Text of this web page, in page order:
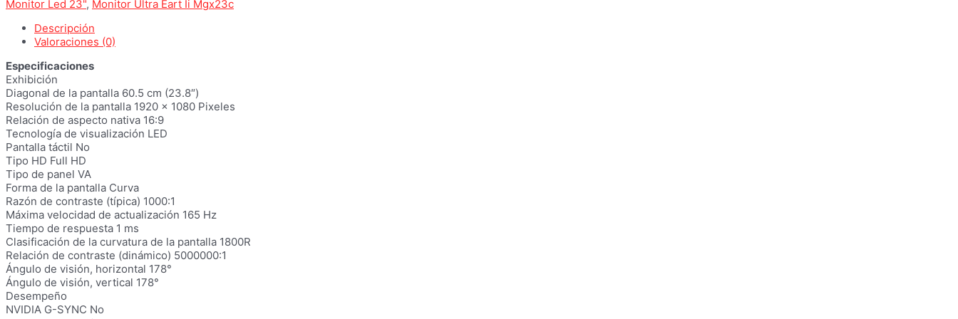
Monitor Led 23", Monitor Ultra Eart Ii Mgx23c
Descripción
Valoraciones (0)
Especificaciones
Exhibición
Diagonal de la pantalla 60.5 cm (23.8″)
Resolución de la pantalla 1920 x 1080 Pixeles
Relación de aspecto nativa 16:9
Tecnología de visualización LED
Pantalla táctil No
Tipo HD Full HD
Tipo de panel VA
Forma de la pantalla Curva
Razón de contraste (típica) 1000:1
Máxima velocidad de actualización 165 Hz
Tiempo de respuesta 1 ms
Clasificación de la curvatura de la pantalla 1800R
Relación de contraste (dinámico) 5000000:1
Ángulo de visión, horizontal 178°
Ángulo de visión, vertical 178°
Desempeño
NVIDIA G-SYNC No